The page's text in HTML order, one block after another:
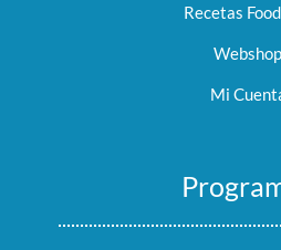
Recetas
Webshop
Mi